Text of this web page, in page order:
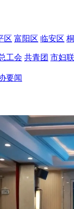
区 富阳区 临安区
工会 共青团 市妇联
要闻